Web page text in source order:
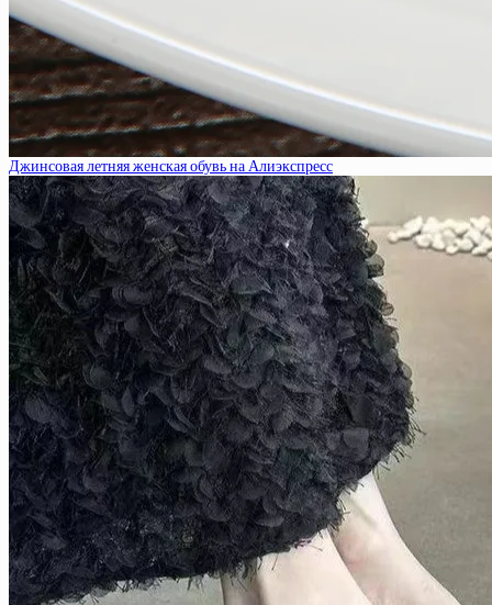
Джинсовая летняя женская обувь на Алиэкспресс